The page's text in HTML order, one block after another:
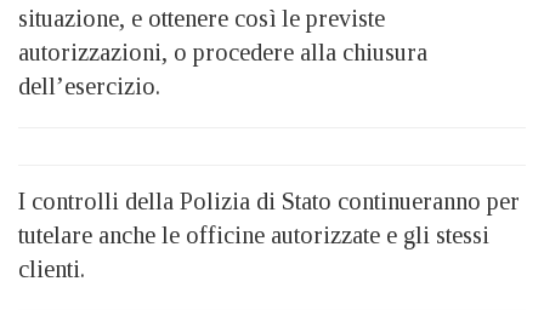
situazione, e ottenere così le previste
autorizzazioni, o procedere alla chiusura
dell’esercizio.
I controlli della Polizia di Stato continueranno per
tutelare anche le officine autorizzate e gli stessi
clienti.